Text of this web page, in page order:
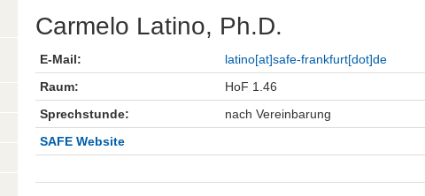
Carmelo Latino, Ph.D.
E-Mail:
latino[at]safe-frankfurt[dot]de
Raum:
HoF 1.46
Sprechstunde:
nach Vereinbarung
SAFE Website